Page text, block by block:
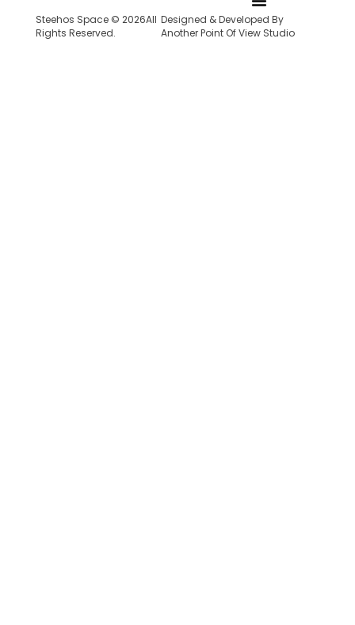
Steehos Space © 2026All
Rights Reserved.
Designed & Developed By
Another Point Of View Studio